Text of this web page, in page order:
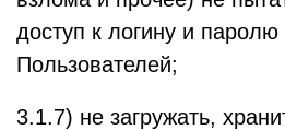
доступ к логину и паролю
Пользователей;
3.1.7) не загружать,